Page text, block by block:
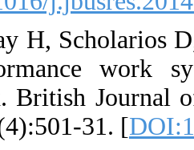
Ramsay H,
box. British
1; 38(4):501-